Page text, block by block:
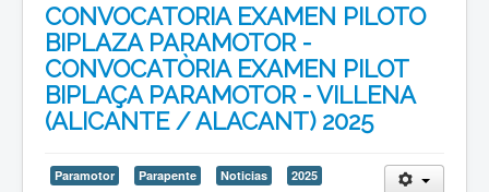
CONVOCATORIA EXAMEN PILOTO
BIPLAZA PARAMOTOR -
CONVOCATÒRIA EXAMEN PILOT
BIPLAÇA PARAMOTOR - VILLENA
(ALICANTE / ALACANT) 2025
Paramotor Parapente Noticias 2025